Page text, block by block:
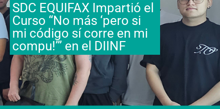
SDC EQUIFAX Impartió el
Curso “No más ‘pero si
mi código sí corre en mi
compu!’” en el DIINF